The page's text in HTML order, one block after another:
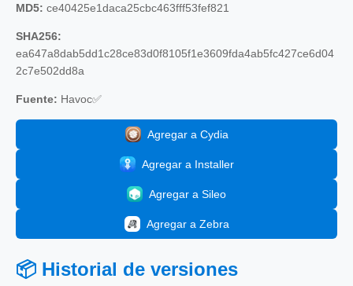
MD5: ce40425e1daca25cbc463fff53fef821
SHA256:
ea647a8dab5dd1c28ce83d0f8105f1e3609fda4ab5fc427ce6d04
2c7e502dd8a
Fuente: Havoc✅
Agregar a Cydia
Agregar a Installer
Agregar a Sileo
Agregar a Zebra
📦 Historial de versiones